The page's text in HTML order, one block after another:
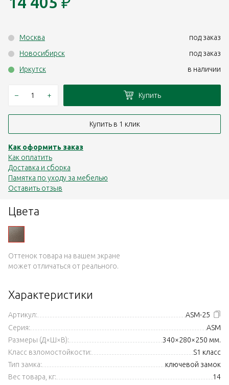
Цвета
Оттенок товара на вашем экране
может отличаться от реального.
Характеристики
Артикул:
ASM-25
Серия:
ASM
Размеры (Д×Ш×В):
340×280×250 мм.
Класс взломостойкости:
S1 класс
Тип замка:
ключевой замок
Вес товара, кг:
14
Москва
под заказ
Новосибирск
под заказ
Иркутск
в наличии
– + Купить
Купить в 1 клик
Как оформить заказ
Как оплатить
Доставка и сборка
Памятка по уходу за мебелью
Оставить отзыв